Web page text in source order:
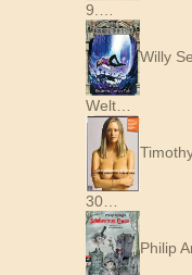
9.…
Willy
Welt…
30…
Philip